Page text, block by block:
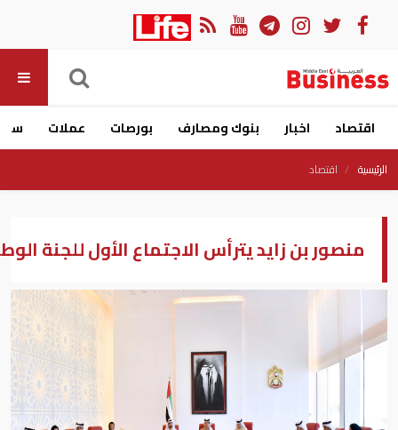
اقتصاد اخبار بنوك ومصارف بورصات عملات
الرئيسية اقتصاد
منصور بن زايد يترأس الاجتماع الأول للجنة